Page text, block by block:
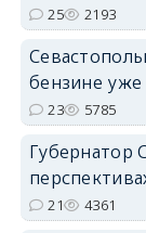
25 2193
бензине уже
23 5785
Губернатор
21 4361